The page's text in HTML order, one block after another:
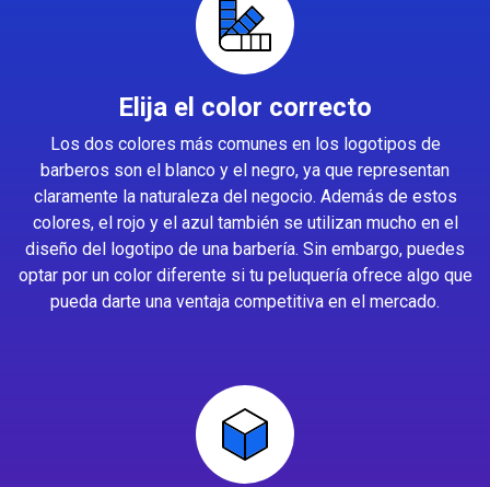
Elija el color correcto
Los dos colores más comunes en los logotipos de
barberos son el blanco y el negro, ya que representan
claramente la naturaleza del negocio. Además de estos
colores, el rojo y el azul también se utilizan mucho en el
diseño del logotipo de una barbería. Sin embargo, puedes
optar por un color diferente si tu peluquería ofrece algo que
pueda darte una ventaja competitiva en el mercado.